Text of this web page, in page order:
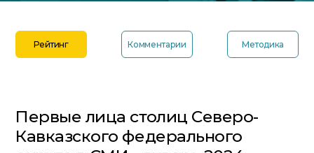
Рейтинг Комментарии Методика
Первые лица столиц Северо-
Кавказского федерального